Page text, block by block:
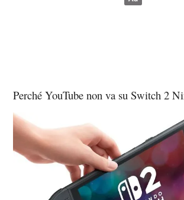
Perché YouTube non va su Switch 2